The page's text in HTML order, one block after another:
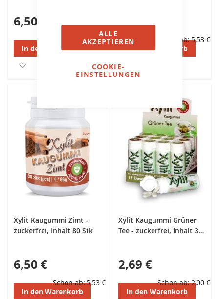
ALLE
AKZEPTIEREN
COOKIE-
EINSTELLUNGEN
6,50 €
Schon ab 5,53 €
In den Warenkorb
Zur Wunschliste hinzufügen
6,50 €
Schon ab 5,53 €
In den Warenkorb
Xylit Kaugummi Zimt -
zuckerfrei, Inhalt 80 Stk
6,50 €
Schon ab 5,53 €
In den Warenkorb
Xylit Kaugummi Grüner
Tee - zuckerfrei, Inhalt 30
2,69 €
Schon ab 2,00 €
In den Warenkorb